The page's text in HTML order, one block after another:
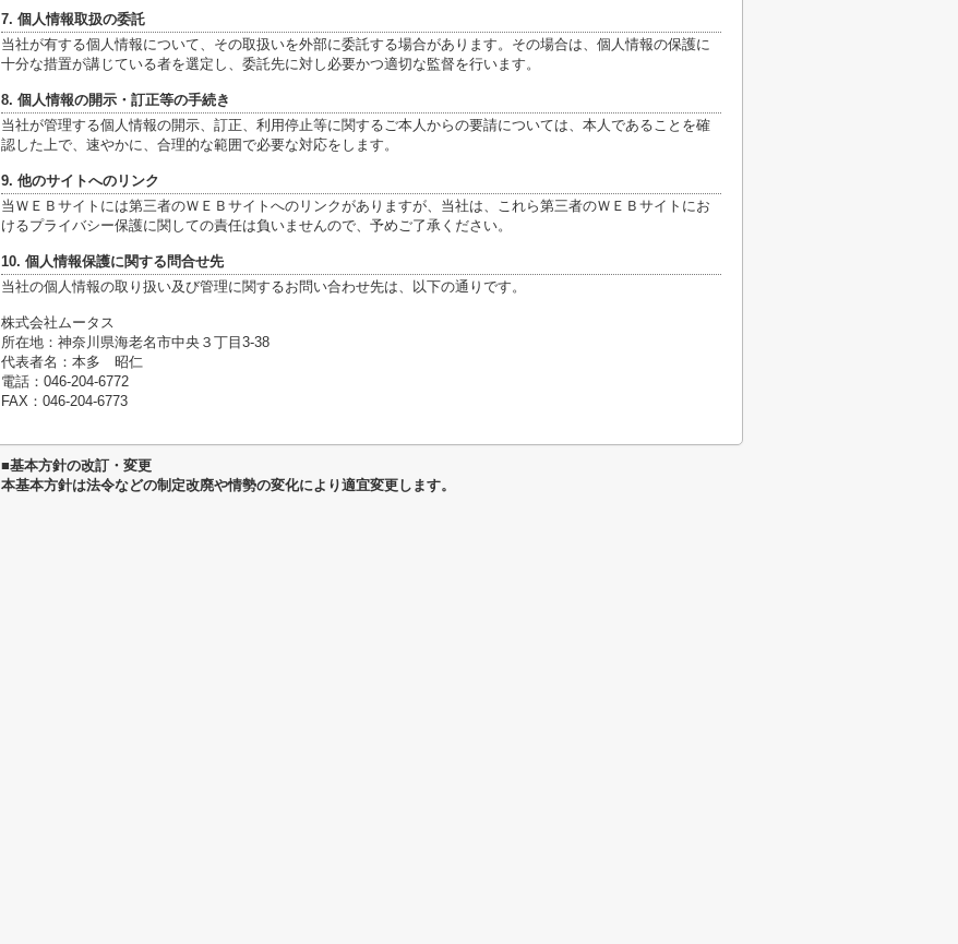
7. 個人情報取扱の委託
当社が有する個人情報について、その取扱いを外部に委託する場合があります。その場合は、個人情報の保護に
十分な措置が講じている者を選定し、委託先に対し必要かつ適切な監督を行います。
8. 個人情報の開示・訂正等の手続き
当社が管理する個人情報の開示、訂正、利用停止等に関するご本人からの要請については、本人であることを確
認した上で、速やかに、合理的な範囲で必要な対応をします。
9. 他のサイトへのリンク
当ＷＥＢサイトには第三者のＷＥＢサイトへのリンクがありますが、当社は、これら第三者のＷＥＢサイトにお
けるプライバシー保護に関しての責任は負いませんので、予めご了承ください。
10. 個人情報保護に関する問合せ先
当社の個人情報の取り扱い及び管理に関するお問い合わせ先は、以下の通りです。
株式会社ムータス
所在地：神奈川県海老名市中央３丁目3-38
代表者名：本多 昭仁
電話：046-204-6772
FAX：046-204-6773
■基本方針の改訂・変更
本基本方針は法令などの制定改廃や情勢の変化により適宜変更します。